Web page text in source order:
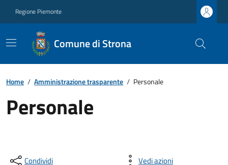
Regione Piemonte
Comune di Strona
Home / Amministrazione trasparente / Personale
Personale
Condividi Vedi azioni